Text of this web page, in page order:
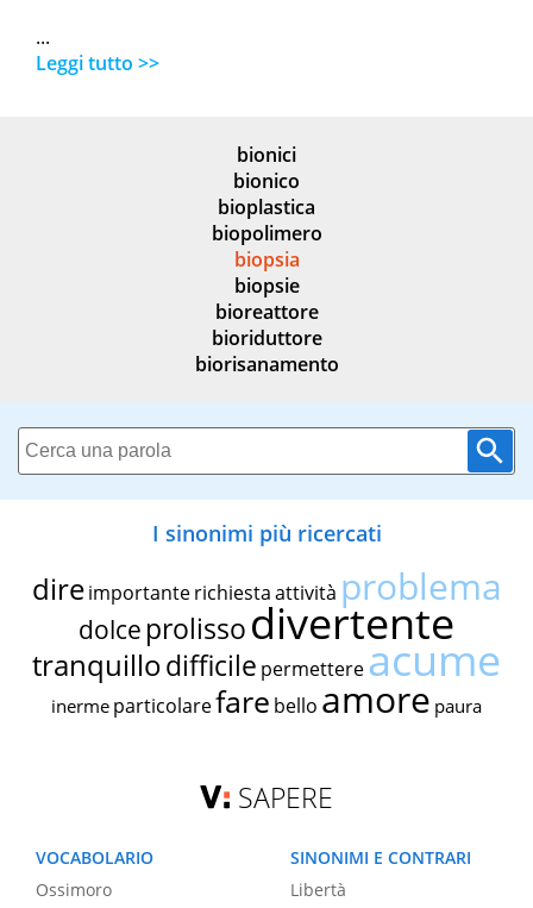
...
Leggi tutto >>
bionici
bionico
bioplastica
biopolimero
biopsia
biopsie
bioreattore
bioriduttore
biorisanamento
I sinonimi più ricercati
dire importante richiestaattività problema
dolce prolissodivertente
tranquillodifficile permettereacume
inerme particolarefare bello amore paura
SAPERE
VOCABOLARIO
Ossimoro
SINONIMI E CONTRARI
Libertà